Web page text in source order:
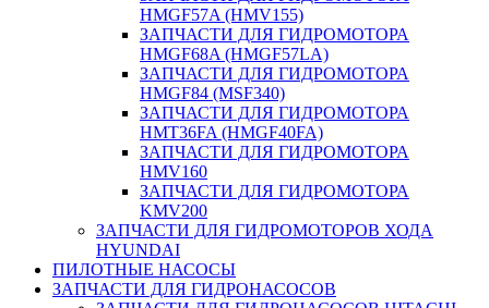
HMGF57A (HMV155)
ЗАПЧАСТИ ДЛЯ ГИДРОМОТОРА
HMGF68A (HMGF57LA)
ЗАПЧАСТИ ДЛЯ ГИДРОМОТОРА
HMGF84 (MSF340)
ЗАПЧАСТИ ДЛЯ ГИДРОМОТОРА
HMT36FA (HMGF40FA)
ЗАПЧАСТИ ДЛЯ ГИДРОМОТОРА
HMV160
ЗАПЧАСТИ ДЛЯ ГИДРОМОТОРА
KMV200
ЗАПЧАСТИ ДЛЯ ГИДРОМОТОРОВ ХОДА
HYUNDAI
ПИЛОТНЫЕ НАСОСЫ
ЗАПЧАСТИ ДЛЯ ГИДРОНАСОСОВ